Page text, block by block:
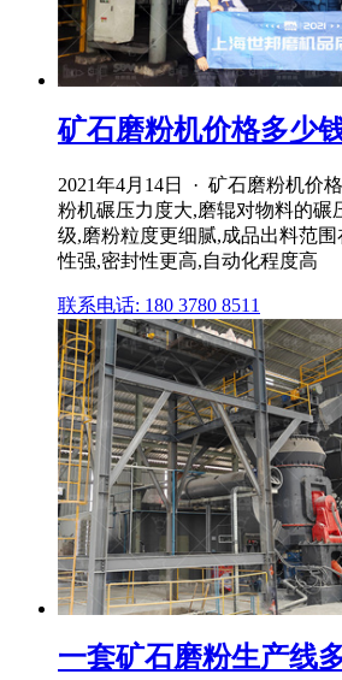
矿石磨粉机价格多少
2021年4月14日 · 矿石磨粉机价
粉机碾压力度大,磨辊对物料的碾
级,磨粉粒度更细腻,成品出料范围
性强,密封性更高,自动化程度高
联系电话: 180 3780 8511
一套矿石磨粉生产线